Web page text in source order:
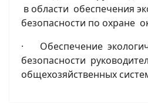
в области обеспечения
безопасности по охране
· Обеспечение
безопасности
общехозяйственных